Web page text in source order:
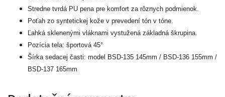
Stredne tvrdá PU pena pre komfort za rôznych podmienok.
Poťah zo syntetickej kože v prevedení tón v tóne.
Ľahká sklenenými vláknami vystužená základná škrupina.
Pozícia tela: športová 45°
Šírka sedacej časti: model BSD-135 145mm / BSD-136 155mm /
BSD-137 165mm